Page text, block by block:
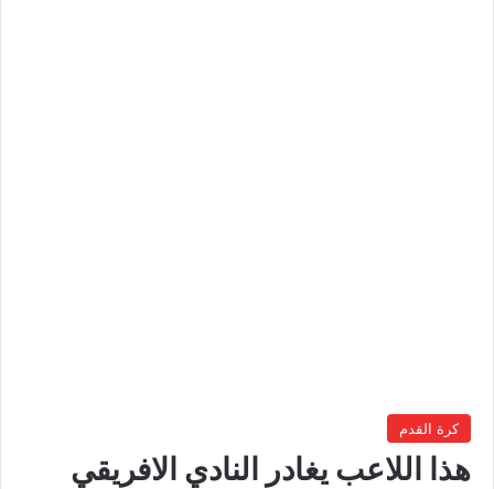
كرة القدم
هذا اللاعب يغادر النادي الافريقي